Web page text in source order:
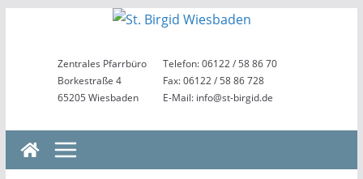
springenZentrales Pfarrbüro
Borkestraße 4
65205 Wiesbaden
Telefon: 06122 / 58 86 70
Fax: 06122 / 58 86 728
E-Mail: info@st-birgid.de